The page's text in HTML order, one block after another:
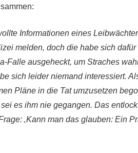
Informationen eines
melden, doch die habe sich dafür
Falle ausgeheckt, um Straches
sich leider niemand interessiert.
Pläne in die Tat umzusetzen
es ihm nie gegangen. Das
‚Kann man das glauben: Ein